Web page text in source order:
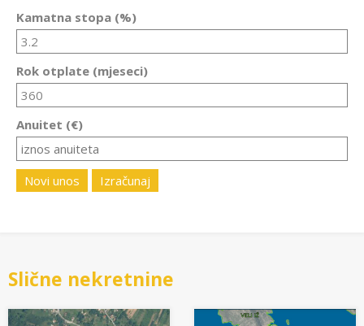
Kamatna stopa (%)
Rok otplate (mjeseci)
Anuitet (€)
Novi unos Izračunaj
Slične nekretnine